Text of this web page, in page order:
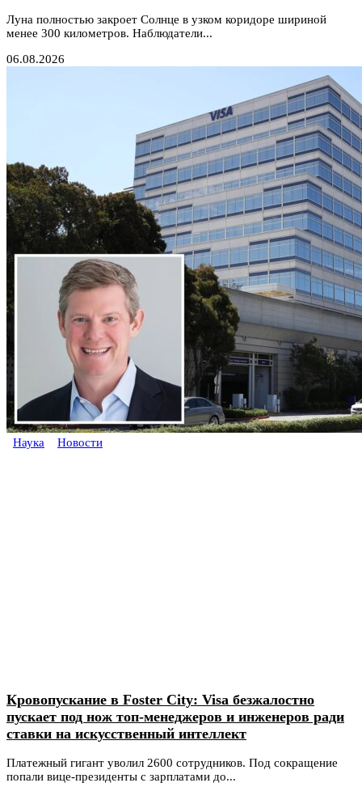
Луна полностью закроет Солнце в узком коридоре шириной
менее 300 километров. Наблюдатели...
06.08.2026
Наука Новости
Кровопускание в Foster City: Visa безжалостно
пускает под нож топ-менеджеров и инженеров ради
ставки на искусственный интеллект
Платежный гигант уволил 2600 сотрудников. Под сокращение
попали вице-президенты с зарплатами до...